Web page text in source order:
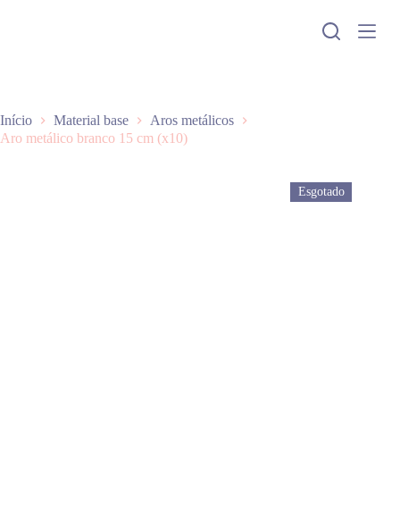
a
r
a
Início Material base
Aros metálicos
Aro metálico branco 15 cm (x10)
Esgotado